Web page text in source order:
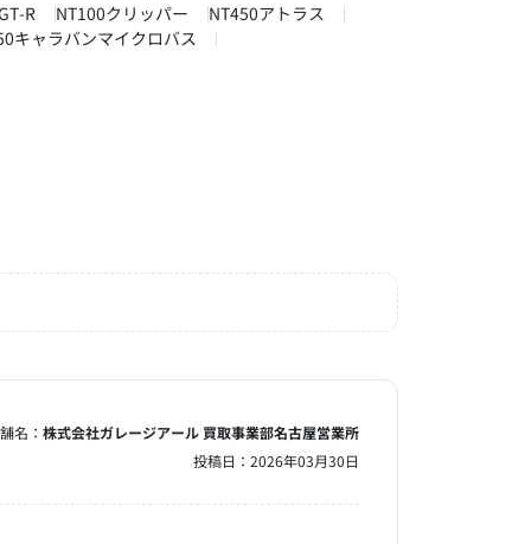
R NT100クリッパー
NT450アトラス
キャラバンマイクロバス
名： 株式会社ガレージアール 買取事業部名古屋営業所
投稿日： 2026年03月30日